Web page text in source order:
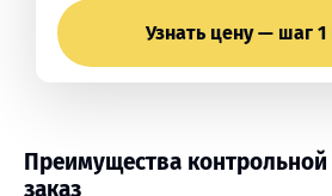
Узнать цену — шаг 1
Преимущества
заказ